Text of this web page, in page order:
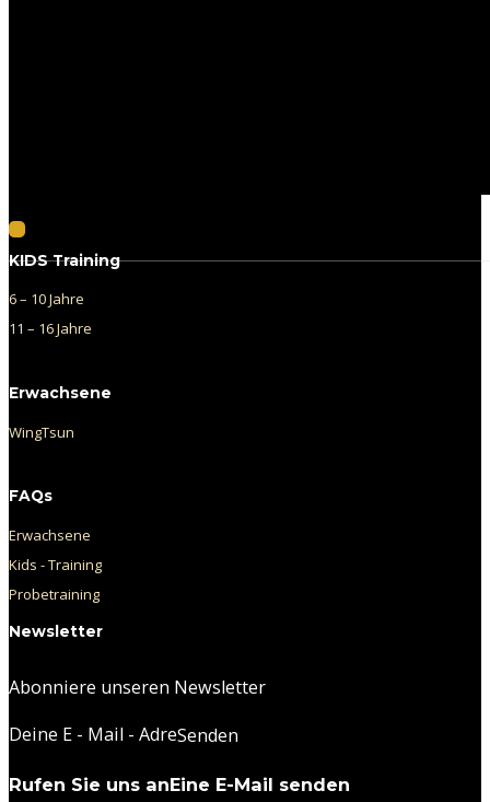
Follow us on Facebook
KIDS Training
6 – 10 Jahre
11 – 16 Jahre
Erwachsene
WingTsun
FAQs
Erwachsene
Kids - Training
Probetraining
Newsletter
Abonniere unseren Newsletter
Section
Senden
Rufen Sie uns anEine E-Mail senden